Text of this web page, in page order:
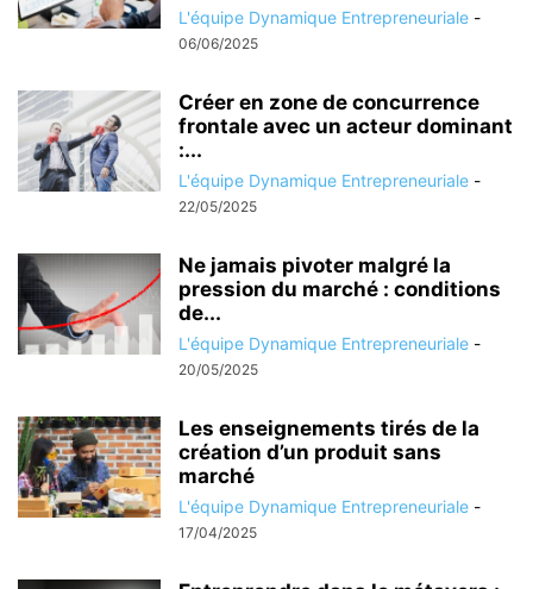
L'équipe Dynamique Entrepreneuriale -
06/06/2025
Créer en zone de concurrence
frontale avec un acteur dominant
:...
L'équipe Dynamique Entrepreneuriale -
22/05/2025
Ne jamais pivoter malgré la
pression du marché : conditions
de...
L'équipe Dynamique Entrepreneuriale -
20/05/2025
Les enseignements tirés de la
création d’un produit sans
marché
L'équipe Dynamique Entrepreneuriale -
17/04/2025